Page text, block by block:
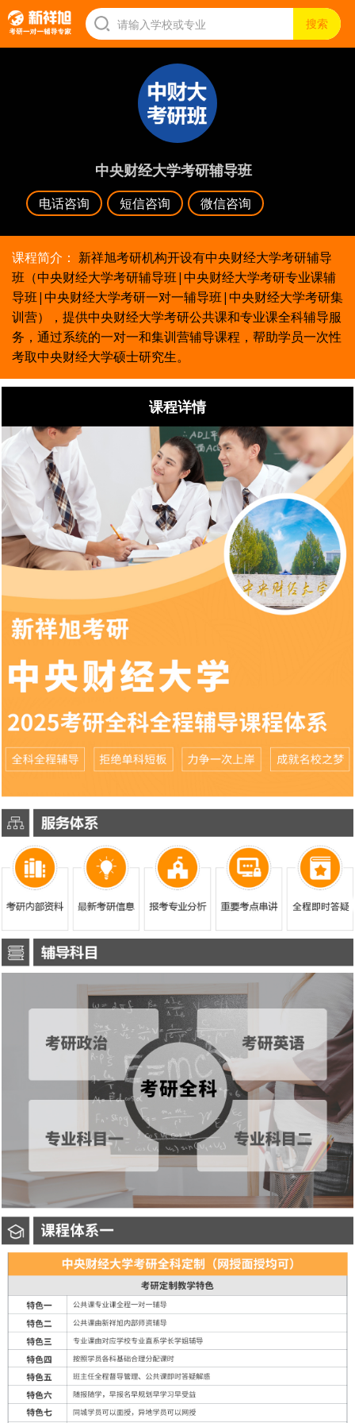
中央财经大学考研辅导班
电话咨询 短信咨询 微信咨询
课程简介： 新祥旭考研机构开设有中央财经大学考研辅导
班（中央财经大学考研辅导班|中央财经大学考研专业课辅
导班|中央财经大学考研一对一辅导班|中央财经大学考研集
训营），提供中央财经大学考研公共课和专业课全科辅导服
务，通过系统的一对一和集训营辅导课程，帮助学员一次性
考取中央财经大学硕士研究生。
课程详情